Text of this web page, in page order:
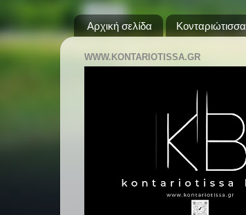
Αρχική σελίδα Κονταριώτισσα
WWW.KONTARIOTISSA.GR